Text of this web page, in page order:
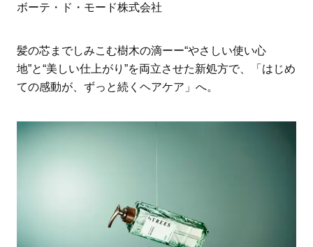
すす
ママとパパに贈る「ジェンダーレ
ス学」
人気の40代髪型・ヘア
ボーテ・ド・モード株式会社
髪の芯までしみこむ樹木の滴ーー“やさしい使い心
地”と“美しい仕上がり”を両立させた新処方で、「はじめ
ての感動が、ずっと続くヘアケア」へ。